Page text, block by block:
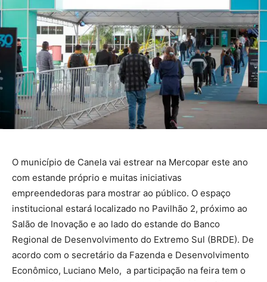
O município de Canela vai estrear na Mercopar este ano
com estande próprio e muitas iniciativas
empreendedoras para mostrar ao público. O espaço
institucional estará localizado no Pavilhão 2, próximo ao
Salão de Inovação e ao lado do estande do Banco
Regional de Desenvolvimento do Extremo Sul (BRDE). De
acordo com o secretário da Fazenda e Desenvolvimento
Econômico, Luciano Melo, a participação na feira tem o